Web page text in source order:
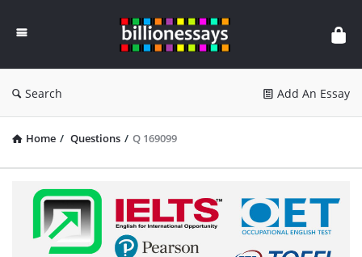
Essays
Search Add An Essay
Home / Questions / Q 169099